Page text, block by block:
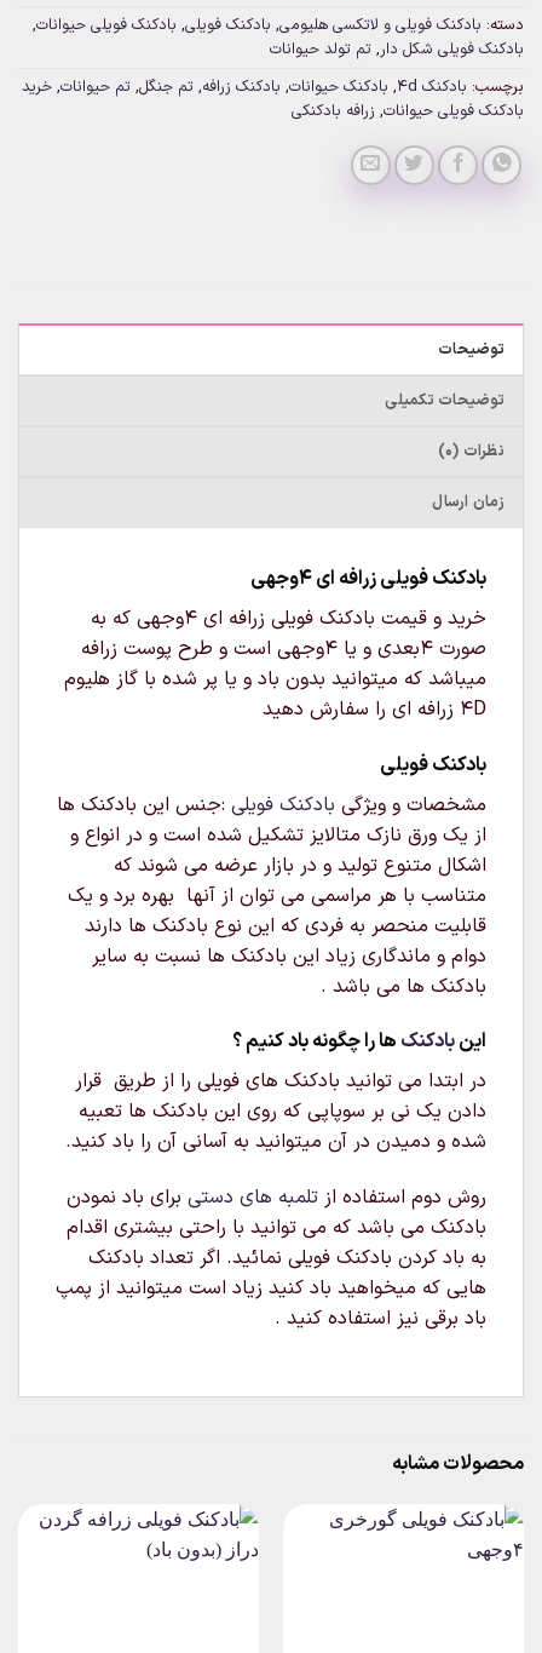
دسته: بادکنک فویلی و لاتکسی هلیومی, بادکنک فویلی, بادکنک فویلی حیوانات,
بادکنک فویلی شکل دار, تم تولد حیوانات
برچسب: بادکنک 4d , بادکنک حیوانات, بادکنک زرافه, تم جنگل, تم حیوانات, خرید
بادکنک فویلی حیوانات, زرافه بادکنکی
توضیحات
توضیحات تکمیلی
نظرات (0)
زمان ارسال
بادکنک فویلی زرافه ای ۴وجهی
خرید و قیمت بادکنک فویلی زرافه ای ۴وجهی که به
صورت ۴بعدی و یا ۴وجهی است و طرح پوست زرافه
میباشد که میتوانید بدون باد و یا پر شده با گاز هلیوم
4D زرافه ای را سفارش دهید
بادکنک فویلی
مشخصات و ویژگی بادکنک فویلی :جنس این بادکنک ها
از یک ورق نازک متالایز تشکیل شده است و در انواع و
اشکال متنوع تولید و در بازار عرضه می شوند که
متناسب با هر مراسمی می توان از آنها بهره برد و یک
قابلیت منحصر به فردی که این نوع بادکنک ها دارند
دوام و ماندگاری زیاد این بادکنک ها نسبت به سایر
بادکنک ها می باشد .
اینبادکنک ها را چگونه باد کنیم ؟
در ابتدا می توانید بادکنک های فویلی را از طریق قرار
دادن یک نی بر سوپاپی که روی این بادکنک ها تعبیه
شده و دمیدن در آن میتوانید به آسانی آن را باد کنید.
روش دوم استفاده از تلمبه های دستی برای باد نمودن
بادکنک می باشد که می توانید با راحتی بیشتری اقدام
به باد کردن بادکنک فویلی نمائید. اگر تعداد بادکنک
هایی که میخواهید باد کنید زیاد است میتوانید از پمپ
باد برقی نیز استفاده کنید .
محصولات مشابه